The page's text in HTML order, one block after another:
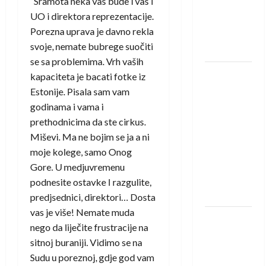
UO i direktora reprezentacije.
Porezna uprava je davno rekla
svoje, nemate bubrege suočiti
se sa problemima. Vrh vaših
kapaciteta je bacati fotke iz
Estonije. Pisala sam vam
godinama i vama i
prethodnicima da ste cirkus.
Miševi. Ma ne bojim se ja a ni
moje kolege, samo Onog
Gore. U medjuvremenu
podnesite ostavke I razgulite,
predjsednici, direktori… Dosta
vas je više! Nemate muda
nego da liječite frustracije na
sitnoj buraniji. Vidimo se na
Sudu u poreznoj, gdje god vam